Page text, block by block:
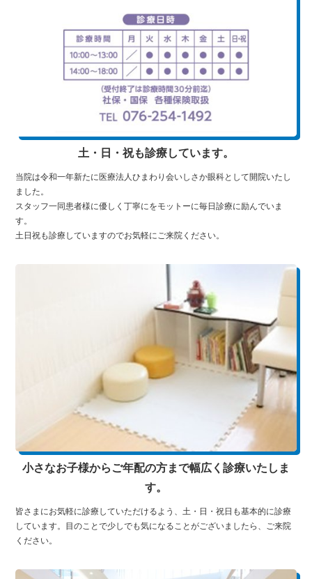
土・日・祝も診療しています。
当院は令和一年新たに医療法人ひまわり会いしさか眼科として開院いたし
ました。
スタッフ一同患者様に優しく丁寧にをモットーに毎日診療に励んでいま
す。
土日祝も診療していますのでお気軽にご来院ください。
小さなお子様からご年配の方まで幅広く診療いたしま
す。
皆さまにお気軽に診療していただけるよう、土・日・祝日も基本的に診療
しています。目のことで少しでも気になることがございましたら、ご来院
ください。